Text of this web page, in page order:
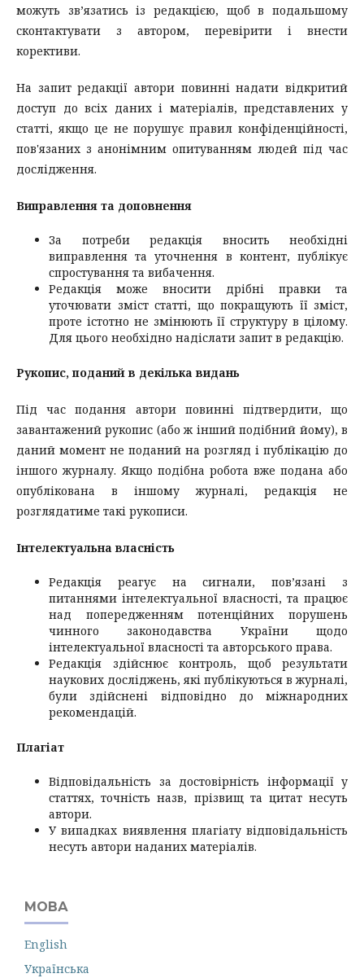
можуть зв’язатись із редакцією, щоб в подальшому
сконтактувати з автором, перевірити і внести
корективи.
На запит редакції автори повинні надати відкритий
доступ до всіх даних і матеріалів, представлених у
статті, якщо це не порушує правил конфіденційності,
пов'язаних з анонімним опитуванням людей під час
дослідження.
Виправлення та доповнення
За потреби редакція вносить необхідні
виправлення та уточнення в контент, публікує
спростування та вибачення.
Редакція може вносити дрібні правки та
уточювати зміст статті, що покращують її зміст,
проте істотно не змінюють її структуру в цілому.
Для цього необхідно надіслати запит в редакцію.
Рукопис, поданий в декілька видань
Під час подання автори повинні підтвердити, що
завантажений рукопис (або ж інший подібний йому), в
даний момент не поданий на розгляд і публікацію до
іншого журналу. Якщо подібна робота вже подана або
опублікована в іншому журналі, редакція не
розглядатиме такі рукописи.
Інтелектуальна власність
Редакція реагує на сигнали, пов’язані з
питаннями інтелектуальної власності, та працює
над попередженням потенційних порушень
чинного законодавства України щодо
інтелектуальної власності та авторського права.
Редакція здійснює контроль, щоб результати
наукових досліджень, які публікуються в журналі,
були здійснені відповідно до міжнародних
рекомендацій.
Плагіат
Відповідальність за достовірність інформації у
статтях, точність назв, прізвищ та цитат несуть
автори.
У випадках виявлення плагіату відповідальність
несуть автори наданих матеріалів.
МОВА
English
Українська